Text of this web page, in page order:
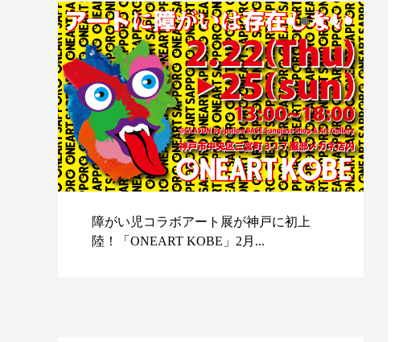
障がい児コラボアート展が神戸に初上
陸！「ONEART KOBE」2月...